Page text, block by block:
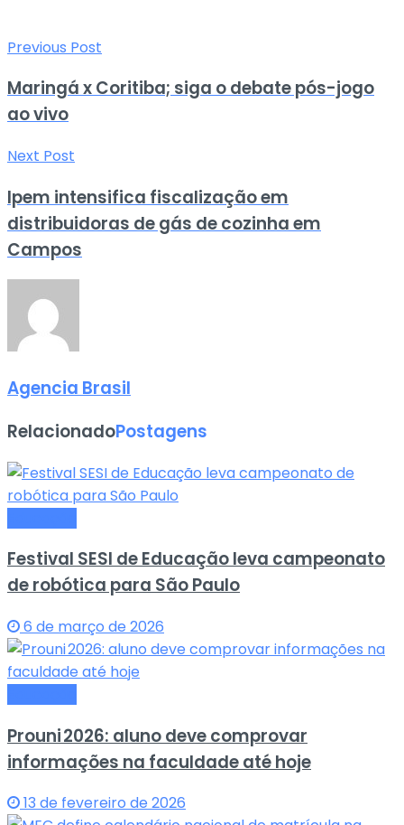
Previous Post
Maringá x Coritiba; siga o debate pós-jogo
ao vivo
Next Post
Ipem intensifica fiscalização em
distribuidoras de gás de cozinha em
Campos
Agencia Brasil
RelacionadoPostagens
Festival SESI de Educação leva campeonato
de robótica para São Paulo
6 de março de 2026
Prouni 2026: aluno deve comprovar
informações na faculdade até hoje
13 de fevereiro de 2026